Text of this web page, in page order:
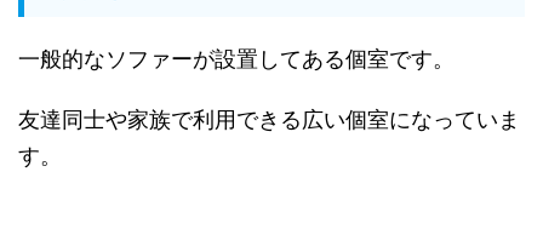
一般的なソファーが設置してある個室です。
友達同士や家族で利用できる広い個室になっていま
す。